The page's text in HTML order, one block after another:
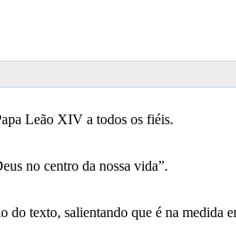
Leão XIV a todos os fiéis.
no centro da nossa vida”.
texto, salientando que é na medida